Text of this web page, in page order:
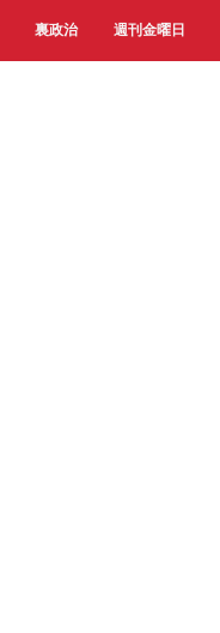
裏政治 週刊金曜日